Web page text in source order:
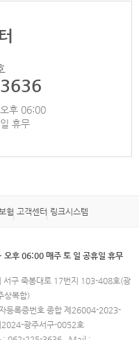
후 06:00
휴무
험 고객센터 링크시스템
후 06:00 매주 토 일 공휴일 휴무
서구 죽봉대로 17번지 103-408호(광
상복합)
등록증번호 종합 제26004-2023-
2024-광주서구-0052호